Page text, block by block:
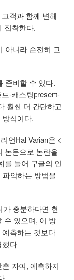
객과 함께 변해
집착한다.
아니라 순전히 고
준비할 수 있다.
-캐스팅present-
훨씬 더 간단하고
식이다.
언Hal Varian은 <
논문으로 논란을
를 들어 구글의 인
악하는 방법을
가 충분하다면 현
수 있으며, 이 방
측하는 것보다
했다.
자여, 예측하지
.